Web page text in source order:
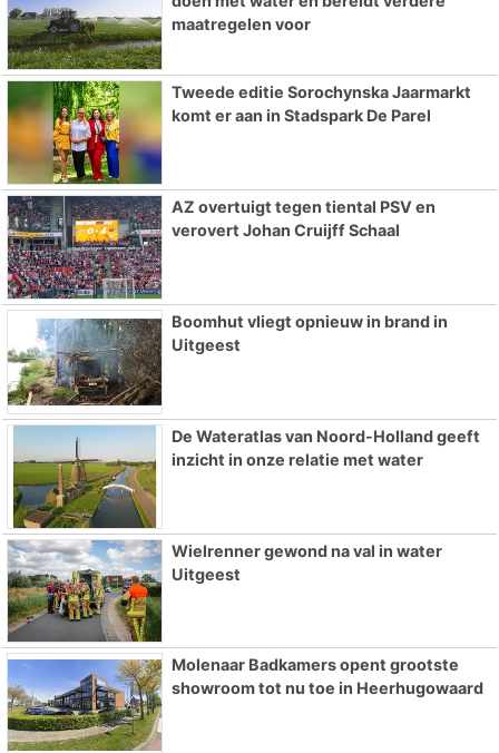
maatregelen voor
Tweede editie Sorochynska Jaarmarkt
komt er aan in Stadspark De Parel
AZ overtuigt tegen tiental PSV en
verovert Johan Cruijff Schaal
Boomhut vliegt opnieuw in brand in
Uitgeest
De Wateratlas van Noord-Holland geeft
inzicht in onze relatie met water
Wielrenner gewond na val in water
Uitgeest
Molenaar Badkamers opent grootste
showroom tot nu toe in Heerhugowaard